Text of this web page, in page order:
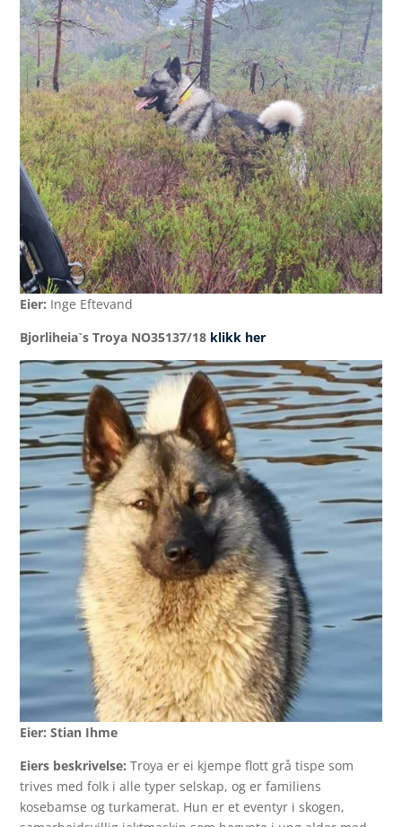
Eier: Inge Eftevand
Bjorliheia`s Troya NO35137/18 klikk her
Eier: Stian Ihme
Eiers beskrivelse:Troya er ei kjempe flott grå tispe som
trives med folk i alle typer selskap, og er familiens
kosebamse og turkamerat. Hun er et eventyr i skogen,